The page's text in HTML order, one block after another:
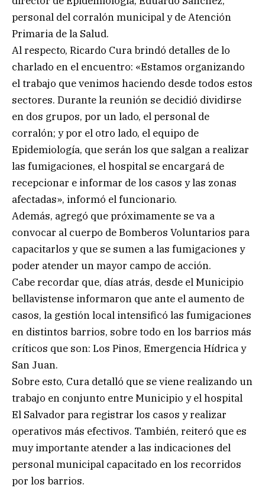
personal del corralón municipal y de Atención
Primaria de la Salud.
Al respecto, Ricardo Cura brindó detalles de lo
charlado en el encuentro: «Estamos organizando
el trabajo que venimos haciendo desde todos estos
sectores. Durante la reunión se decidió dividirse
en dos grupos, por un lado, el personal de
corralón; y por el otro lado, el equipo de
Epidemiología, que serán los que salgan a realizar
las fumigaciones, el hospital se encargará de
recepcionar e informar de los casos y las zonas
afectadas», informó el funcionario.
Además, agregó que próximamente se va a
convocar al cuerpo de Bomberos Voluntarios para
capacitarlos y que se sumen a las fumigaciones y
poder atender un mayor campo de acción.
Cabe recordar que, días atrás, desde el Municipio
bellavistense informaron que ante el aumento de
casos, la gestión local intensificó las fumigaciones
en distintos barrios, sobre todo en los barrios más
críticos que son: Los Pinos, Emergencia Hídrica y
San Juan.
Sobre esto, Cura detalló que se viene realizando un
trabajo en conjunto entre Municipio y el hospital
El Salvador para registrar los casos y realizar
operativos más efectivos. También, reiteró que es
muy importante atender a las indicaciones del
personal municipal capacitado en los recorridos
por los barrios.